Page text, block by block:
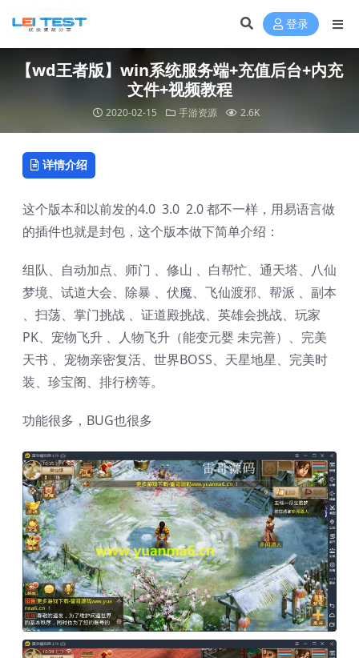
登录
【wd王者版】win系统服务端+充值后台+内充
文件+视频教程
2020-02-15 手游资源 2.6K
详情介绍
这个版本和以前发的4.0 3.0 2.0 都不一样，用易语言做
的插件也就是封包，这个版本做下简单介绍：
组队、自动加点、师门 、修山 、白帮忙、通天塔、八仙
梦境、试道大会、除暴 、伏魔、飞仙渡邪、帮派 、副本
、扫荡、掌门挑战 、证道殿挑战、英雄会挑战、玩家
PK、宠物飞升 、人物飞升（能变元婴 未完善）、完美
天书 、宠物亲密复活、世界BOSS、天星地星、完美时
装、珍宝阁、排行榜等。
功能很多，BUG也很多